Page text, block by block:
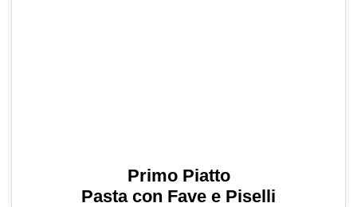
Primo Piatto
Pasta con Fave e Piselli